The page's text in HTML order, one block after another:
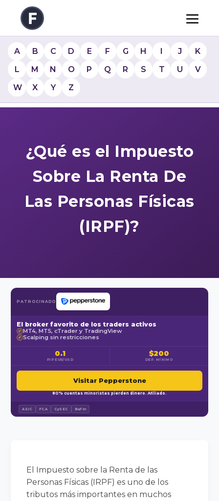
A B C D E F G H I J
K
L
M N O P Q R S T U
V
W
X Y Z
¿Qué es el Impuesto
Sobre La Renta De
Las Personas Físicas
(IRPF)?
PATROCINADO
El broker favorito de los traders activos
✓ MT4, MT5, cTrader y TradingView
✓ Scalping sin restricciones
0.1
PIP EUR/USD
$200
DEP. MÍNIMO
Visitar Pepperstone
80% cuentas minoristas pierden dinero. Afiliado.
ASIC FCA CySEC BaFin
El Impuesto sobre la Renta de las
Personas Físicas (IRPF) es uno de los
tributos más importantes en muchos